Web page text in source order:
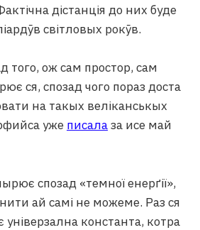
дістанція до них буде
світловых рокӯв.
того, ож сам простор, сам
ся, спозад чого пораз доста
на такых веліканськых
уже писалаза исе май
спозад «темної енерґії»,
ай самі не можеме. Раз ся
універзална константа, котра